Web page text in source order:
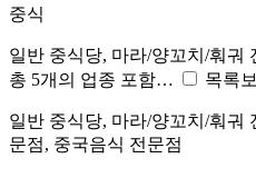
중식
일반 중식당, 마라/양꼬치/훠궈
총 5개의 업종 포함…
목록보
일반 중식당, 마라/양꼬치/훠궈
문점, 중국음식 전문점